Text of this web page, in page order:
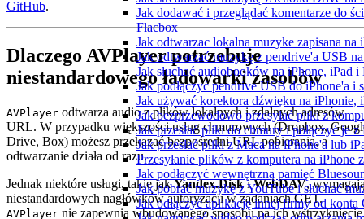
Jak dodawać i przeglądać komentarze do
Flacbox
Jak odtwarzac lokalna muzyke zapisana na
Jak odtwarzać muzykę z pendrive'a USB
Jak słuchać audiobooków na iPhone, iPad
Jak podłączyć pendrive USB do iPhone'a i
Jak używać korektora dźwięku na
Jak bezprzewodowo przesyłać pliki z
Jak przesłać pliki do chmury i połączyć je
Jak przesłać pliki z Maca na iPhone'a lub
Przesyłanie plików z komputera na iPhone
Jak podłączyć wewnętrzną pamięć
Jak pobrać muzykę z YouTube i słuchać
Jak odłączyć aplikację innej firmy od konta
GitHub.
Dlaczego AVPlayer potrzebuje
niestandardowego ładowarki zasobów
AVPlayer odtwarza audio z plików lokalnych i zdalnych adresów
URL. W przypadku większości usług chmurowych (Dropbox,
Drive, Box) możesz przekazać bezpośredni URL pobierania, a
odtwarzanie działa od razu.
Jednak niektóre usługi, takie jakYandex.DiskiWebDAV,
niestandardowych nagłówków autoryzacji w żądaniach GET.
AVPlayer nie zapewnia wbudowanego sposobu na ich